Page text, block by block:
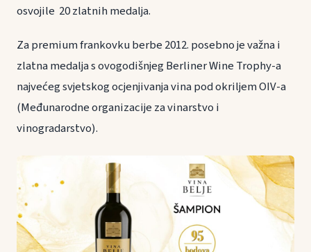
osvojile 20 zlatnih medalja.
Za premium frankovku berbe 2012. posebno je važna i
zlatna medalja s ovogodišnjeg Berliner Wine Trophy-a
najvećeg svjetskog ocjenjivanja vina pod okriljem OIV-a
(Međunarodne organizacije za vinarstvo i
vinogradarstvo).